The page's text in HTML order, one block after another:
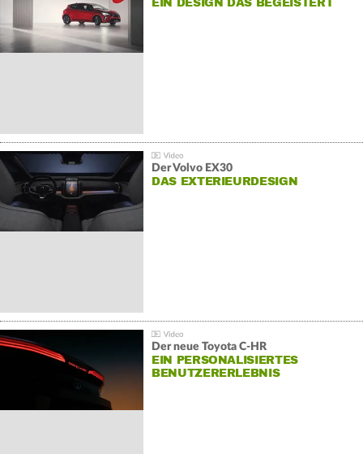
EIN DESIGN DAS BEGEISTERT
Der Volvo EX30
DAS EXTERIEURDESIGN
Der neue Toyota C-HR
EIN PERSONALISIERTES
BENUTZERERLEBNIS